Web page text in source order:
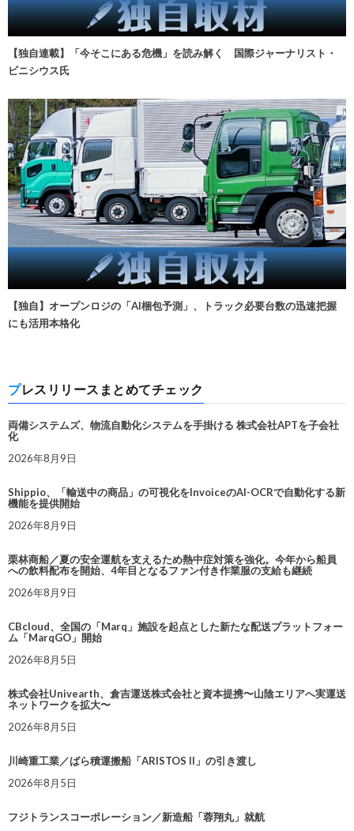
【独自連載】「今そこにある危機」を読み解く 国際ジャーナリスト・
ビニシウス氏
【独自】オープンロジの「AI梱包予測」、トラック必要台数の迅速把握
にも活用本格化
プレスリリースまとめてチェック
両備システムズ、物流自動化システムを手掛ける 株式会社APTを子会社
化
2026年8月9日
Shippio、「輸送中の商品」の可視化をInvoiceのAI-OCRで自動化する新
機能を提供開始
2026年8月9日
栗林商船／夏の安全運航を支えるため熱中症対策を強化。今年から船員
への飲料配布を開始、4年目となるファン付き作業服の支給も継続
2026年8月9日
CBcloud、全国の「Marq」施設を起点とした新たな配送プラットフォー
ム「MarqGO」開始
2026年8月5日
株式会社Univearth、倉吉運送株式会社と資本提携〜山陰エリアへ実運送
ネットワークを拡大〜
2026年8月5日
川崎重工業／ばら積運搬船「ARISTOS II」の引き渡し
2026年8月5日
フジトランスコーポレーション／新造船「蓉翔丸」就航